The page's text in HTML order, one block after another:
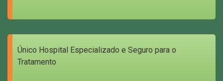
Único Hospital Especializado e Seguro para o
Tratamento